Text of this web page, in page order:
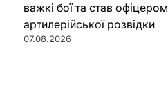
важкі бої та став офіцером
артилерійської розвідки
07.08.2026